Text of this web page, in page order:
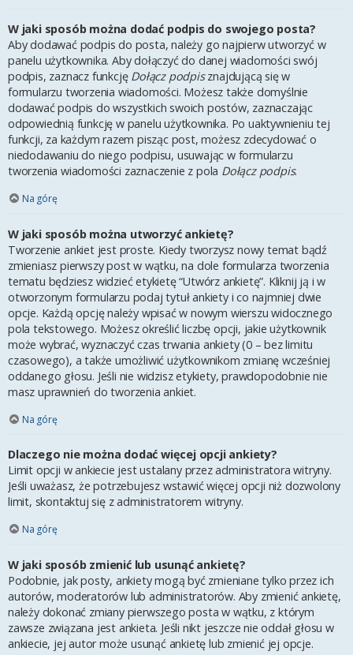
W jaki sposób można dodać podpis do swojego posta?
Aby dodawać podpis do posta, należy go najpierw utworzyć w
panelu użytkownika. Aby dołączyć do danej wiadomości swój
podpis, zaznacz funkcję Dołącz podpisznajdującą się w
formularzu tworzenia wiadomości. Możesz także domyślnie
dodawać podpis do wszystkich swoich postów, zaznaczając
odpowiednią funkcję w panelu użytkownika. Po uaktywnieniu tej
funkcji, za każdym razem pisząc post, możesz zdecydować o
niedodawaniu do niego podpisu, usuwając w formularzu
tworzenia wiadomości zaznaczenie z pola Dołącz podpis.
Na górę
W jaki sposób można utworzyć ankietę?
Tworzenie ankiet jest proste. Kiedy tworzysz nowy temat bądź
zmieniasz pierwszy post w wątku, na dole formularza tworzenia
tematu będziesz widzieć etykietę “Utwórz ankietę”. Kliknij ją i w
otworzonym formularzu podaj tytuł ankiety i co najmniej dwie
opcje. Każdą opcję należy wpisać w nowym wierszu widocznego
pola tekstowego. Możesz określić liczbę opcji, jakie użytkownik
może wybrać, wyznaczyć czas trwania ankiety (0 – bez limitu
czasowego), a także umożliwić użytkownikom zmianę wcześniej
oddanego głosu. Jeśli nie widzisz etykiety, prawdopodobnie nie
masz uprawnień do tworzenia ankiet.
Na górę
Dlaczego nie można dodać więcej opcji ankiety?
Limit opcji w ankiecie jest ustalany przez administratora witryny.
Jeśli uważasz, że potrzebujesz wstawić więcej opcji niż dozwolony
limit, skontaktuj się z administratorem witryny.
Na górę
W jaki sposób zmienić lub usunąć ankietę?
Podobnie, jak posty, ankiety mogą być zmieniane tylko przez ich
autorów, moderatorów lub administratorów. Aby zmienić ankietę,
należy dokonać zmiany pierwszego posta w wątku, z którym
zawsze związana jest ankieta. Jeśli nikt jeszcze nie oddał głosu w
ankiecie, jej autor może usunąć ankietę lub zmienić jej opcje.